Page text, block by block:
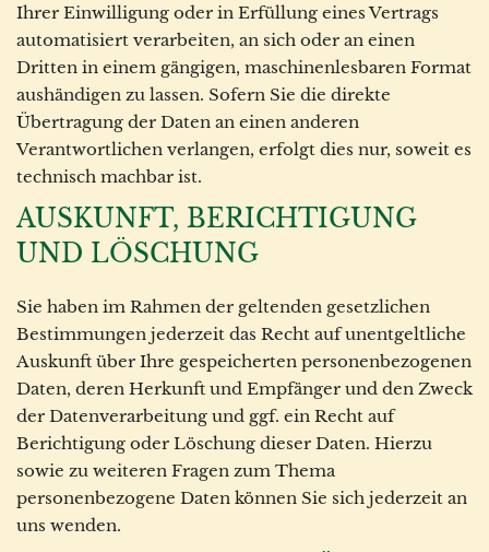
Ihrer Einwilligung oder in Erfüllung eines Vertrags
automatisiert verarbeiten, an sich oder an einen
Dritten in einem gängigen, maschinenlesbaren Format
aushändigen zu lassen. Sofern Sie die direkte
Übertragung der Daten an einen anderen
Verantwortlichen verlangen, erfolgt dies nur, soweit es
technisch machbar ist.
AUSKUNFT, BERICHTIGUNG
UND LÖSCHUNG
Sie haben im Rahmen der geltenden gesetzlichen
Bestimmungen jederzeit das Recht auf unentgeltliche
Auskunft über Ihre gespeicherten personenbezogenen
Daten, deren Herkunft und Empfänger und den Zweck
der Datenverarbeitung und ggf. ein Recht auf
Berichtigung oder Löschung dieser Daten. Hierzu
sowie zu weiteren Fragen zum Thema
personenbezogene Daten können Sie sich jederzeit an
uns wenden.